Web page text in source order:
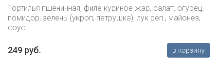
Тортилья пшеничная, филе куриное жар, салат, огурец,
помидор, зелень (укроп, петрушка), лук реп., майонез,
соус
249 руб. в корзину